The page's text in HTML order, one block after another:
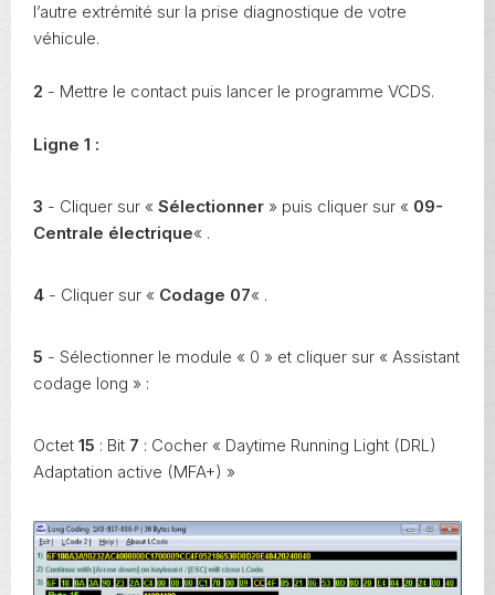
l’autre extrémité sur la prise diagnostique de votre
véhicule.
2 - Mettre le contact puis lancer le programme VCDS.
Ligne 1 :
3 - Cliquer sur « Sélectionner » puis cliquer sur « 09-
Centrale électrique« .
4 - Cliquer sur « Codage 07« .
5 - Sélectionner le module « 0 » et cliquer sur « Assistant
codage long » :
Octet 15 : Bit 7 : Cocher « Daytime Running Light (DRL)
Adaptation active (MFA+) »